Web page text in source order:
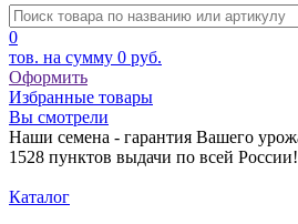
0
тов. на сумму 0 руб.
Оформить
Избранные товары
Вы смотрели
Наши семена - гарантия Вашего
1528 пунктов выдачи по всей
Каталог